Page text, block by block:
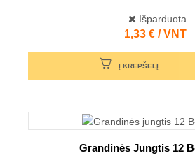
Išparduota
Kaina
1,33 € / VNT
Į KREPŠELĮ
Grandinės Jungtis 12